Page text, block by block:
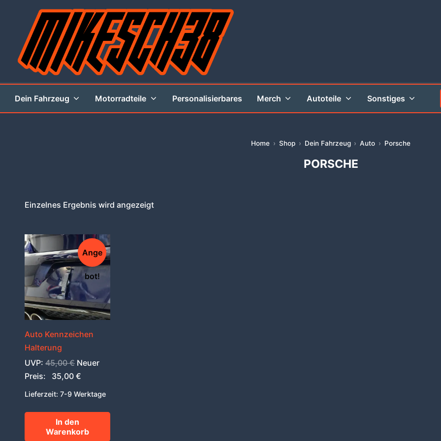
springen
MIKESCH38
Dein Fahrzeug Motorradteile Personalisierbares Merch Autoteile Sonstiges
Home Shop Dein Fahrzeug Auto Porsche
PORSCHE
Einzelnes Ergebnis wird angezeigt
Ange
bot!
Auto Kennzeichen
Halterung
UVP: 45,00€ Ursprünglicher
Preis
war:
Neuer
Preis:
35,00 €
Preis
35,00 €.
Lieferzeit: 7-9 Werktage
In den
Warenkorb